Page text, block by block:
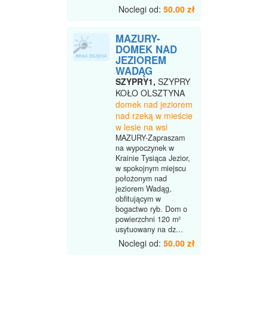
Noclegi od: 50.00 zł
MAZURY-
DOMEK NAD
JEZIOREM
WADĄG
SZYPRY1, SZYPRY
KOŁO OLSZTYNA
domek nad jeziorem
nad rzeką w mieście
w lesie na wsi
MAZURY-Zapraszam
na wypoczynek w
Krainie Tysiąca Jezior,
w spokojnym miejscu
położonym nad
jeziorem Wadąg,
obfitującym w
bogactwo ryb. Dom o
powierzchni 120 m²
usytuowany na dz...
Noclegi od: 50.00 zł